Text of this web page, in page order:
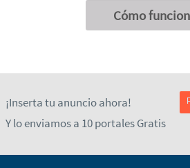
Cómo
¡Inserta tu anuncio ahora!
Y lo enviamos a 10 portales Gratis